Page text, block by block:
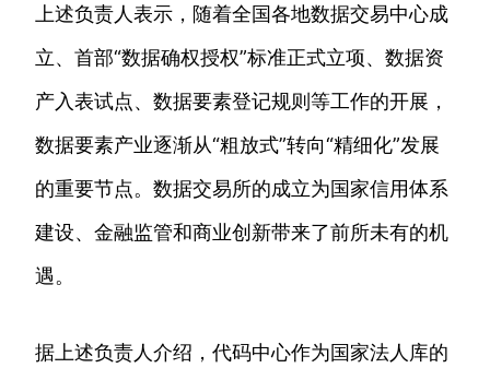
上述负责人表示，随着全国各地数据交易中心成
立、首部“数据确权授权”标准正式立项、数据资
产入表试点、数据要素登记规则等工作的开展，
数据要素产业逐渐从“粗放式”转向“精细化”发展
的重要节点。数据交易所的成立为国家信用体系
建设、金融监管和商业创新带来了前所未有的机
遇。
据上述负责人介绍，代码中心作为国家法人库的